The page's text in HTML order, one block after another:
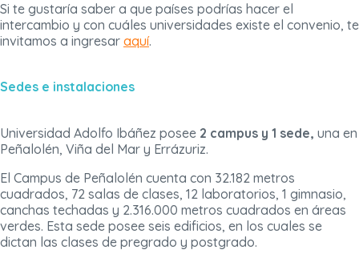
Si te gustaría saber a que países podrías hacer el
intercambio y con cuáles universidades existe el convenio, te
invitamos a ingresar aquí.
Sedes e instalaciones
Universidad Adolfo Ibáñez posee 2 campus y 1 sede, una en
Peñalolén, Viña del Mar y Errázuriz.
El Campus de Peñalolén cuenta con 32.182 metros
cuadrados, 72 salas de clases, 12 laboratorios, 1 gimnasio,
canchas techadas y 2.316.000 metros cuadrados en áreas
verdes. Esta sede posee seis edificios, en los cuales se
dictan las clases de pregrado y postgrado.